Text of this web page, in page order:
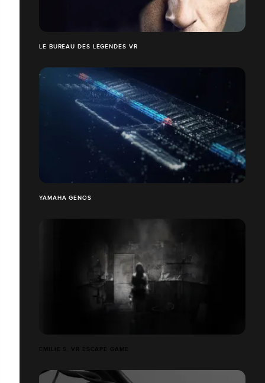
LE BUREAU DES LÉGENDES VR
YAMAHA GENOS
EMILIE S. VR ESCAPE GAME